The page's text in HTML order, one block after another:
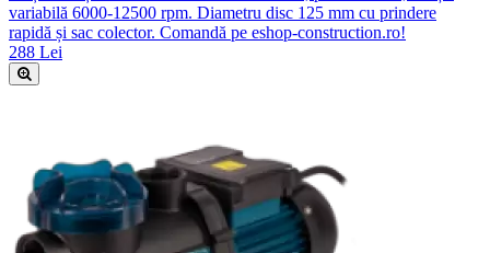
variabilă 6000-12500 rpm. Diametru disc 125 mm cu prindere
rapidă și sac colector. Comandă pe eshop-construction.ro!
288 Lei